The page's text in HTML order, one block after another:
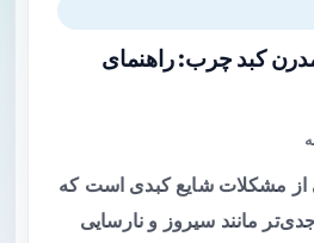
کبد چرب: راهنمای
مشکلات شایع کبدی است که
مانند سیروز و نارسایی